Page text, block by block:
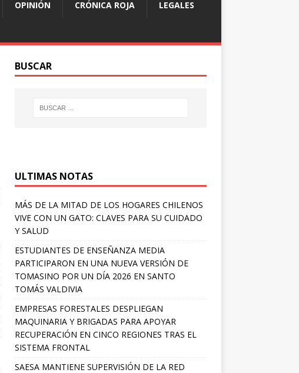
OPINIÓN CRÓNICA ROJA LEGALES
BUSCAR
ULTIMAS NOTAS
MÁS DE LA MITAD DE LOS HOGARES CHILENOS
VIVE CON UN GATO: CLAVES PARA SU CUIDADO
Y SALUD
ESTUDIANTES DE ENSEÑANZA MEDIA
PARTICIPARON EN UNA NUEVA VERSIÓN DE
TOMASINO POR UN DÍA 2026 EN SANTO
TOMÁS VALDIVIA
EMPRESAS FORESTALES DESPLIEGAN
MAQUINARIA Y BRIGADAS PARA APOYAR
RECUPERACIÓN EN CINCO REGIONES TRAS EL
SISTEMA FRONTAL
SAESA MANTIENE SUPERVISIÓN DE LA RED